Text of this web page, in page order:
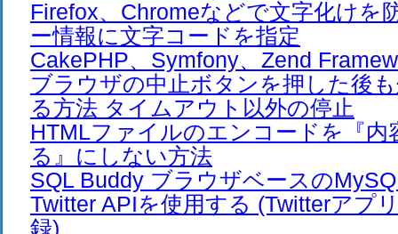
Firefox、Chromeなどで文字化けを
ー情報に文字コードを指定
CakePHP、Symfony、Zend
ブラウザの中止ボタンを押した後
る方法 タイムアウト以外の停止
HTMLファイルのエンコードを『内
る』にしない方法
SQL Buddy ブラウザベースの
Twitter APIを使用する (Twitterアプ
録)